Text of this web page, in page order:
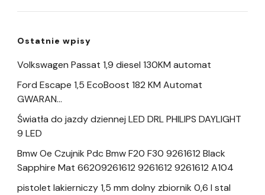
Ostatnie wpisy
Volkswagen Passat 1,9 diesel 130KM automat
Ford Escape 1,5 EcoBoost 182 KM Automat
GWARAN…
Światła do jazdy dziennej LED DRL PHILIPS DAYLIGHT
9 LED
Bmw Oe Czujnik Pdc Bmw F20 F30 9261612 Black
Sapphire Mat 66209261612 9261612 9261612 A104
pistolet lakierniczy 1,5 mm dolny zbiornik 0,6 l stal